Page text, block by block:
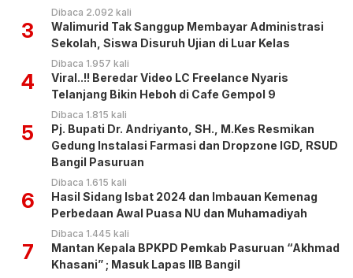
Dibaca 2.092 kali
3
Walimurid Tak Sanggup Membayar Administrasi
Sekolah, Siswa Disuruh Ujian di Luar Kelas
Dibaca 1.957 kali
4
Viral..!! Beredar Video LC Freelance Nyaris
Telanjang Bikin Heboh di Cafe Gempol 9
Dibaca 1.815 kali
5
Pj. Bupati Dr. Andriyanto, SH., M.Kes Resmikan
Gedung Instalasi Farmasi dan Dropzone IGD, RSUD
Bangil Pasuruan
Dibaca 1.615 kali
6
Hasil Sidang Isbat 2024 dan Imbauan Kemenag
Perbedaan Awal Puasa NU dan Muhamadiyah
Dibaca 1.445 kali
7
Mantan Kepala BPKPD Pemkab Pasuruan “Akhmad
Khasani” ; Masuk Lapas IIB Bangil